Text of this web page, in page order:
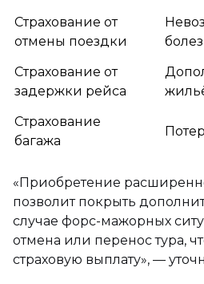
Страхование от
отмены поездки
Страхование от
задержки рейса
Страхование
багажа
«Приобретение
позволит покрыть
случае форс-мажорных
отмена или перенос тура,
страховую выплату», —